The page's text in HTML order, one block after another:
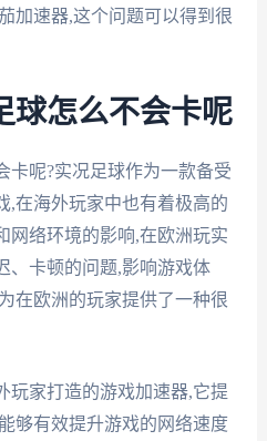
加速器,这个问题可以得到很
球怎么不会卡呢
卡呢?实况足球作为一款备受
,在海外玩家中也有着极高的
网络环境的影响,在欧洲玩实
、卡顿的问题,影响游戏体
在欧洲的玩家提供了一种很
玩家打造的游戏加速器,它提
够有效提升游戏的网络速度